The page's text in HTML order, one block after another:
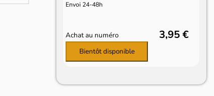
Envoi 24-48h
Achat au numéro 3,95 €
Bientôt disponible